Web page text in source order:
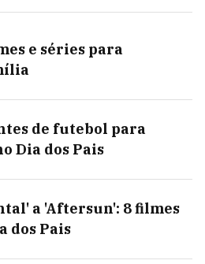
e séries para
de futebol para
Dia dos Pais
a 'Aftersun': 8 filmes
dos Pais